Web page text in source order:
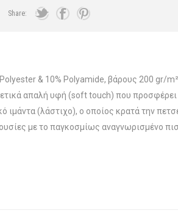
Share:
& 10% Polyamide, βάρους 200 gr/m²,
απαλή υφή (soft touch) που προσφέρει
(λάστιχο), ο οποίος κρατά την
με το παγκοσμίως αναγνωρισμένο